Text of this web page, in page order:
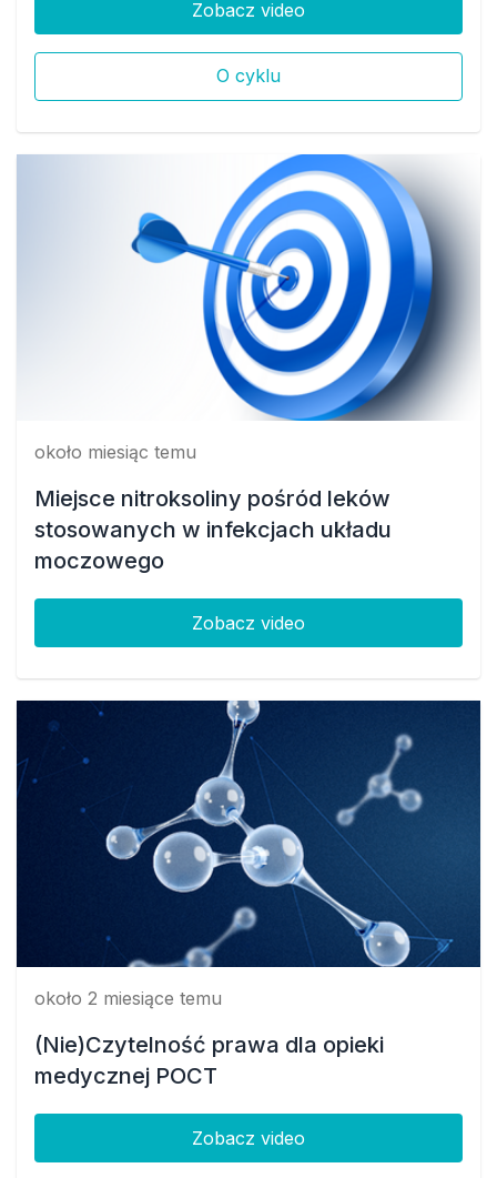
Zobacz video
O cyklu
około miesiąc temu
Miejsce nitroksoliny pośród leków
stosowanych w infekcjach układu
moczowego
Zobacz video
około 2 miesiące temu
(Nie)Czytelność prawa dla opieki
medycznej POCT
Zobacz video